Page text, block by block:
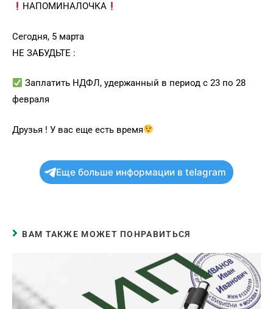
НАПОМИНАЛОЧКА
Сегодня, 5 марта
НЕ ЗАБУДЬТЕ :
Заплатить НДФЛ, удержанный в период с 23 по 28
февраля
Друзья ! У вас еще есть время
Еще больше информации в telagram
ВАМ ТАКЖЕ МОЖЕТ ПОНРАВИТЬСЯ